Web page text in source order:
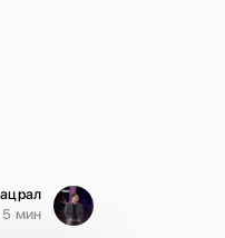
5 мин